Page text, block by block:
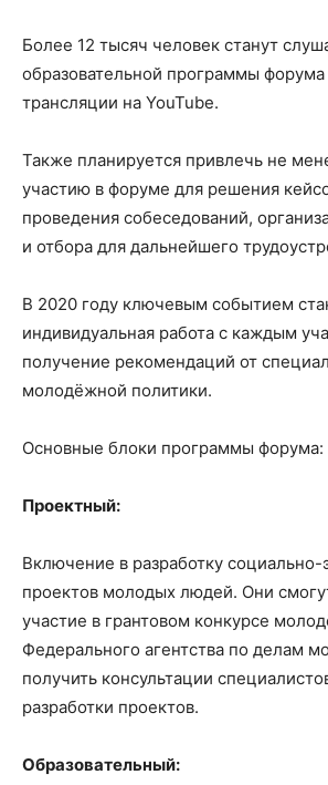
Более 12 тысяч человек станут
образовательной программы
трансляции на YouTube.
Также планируется привлечь не
участию в форуме для решения
проведения собеседований,
и отбора для дальнейшего
В 2020 году ключевым событием
индивидуальная работа с каждым
получение рекомендаций от
молодёжной политики.
Основные блоки программы форума:
Проектный:
Включение в разработку
проектов молодых людей. Они
участие в грантовом конкурсе
Федерального агентства по делам
получить консультации
разработки проектов.
Образовательный: